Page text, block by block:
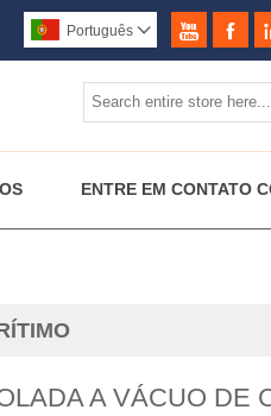
 
Português 
ENTRE EM CONTATO
A VÁCUO DE